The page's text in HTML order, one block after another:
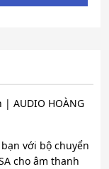
| AUDIO HOÀNG
với bộ chuyển
cho âm thanh